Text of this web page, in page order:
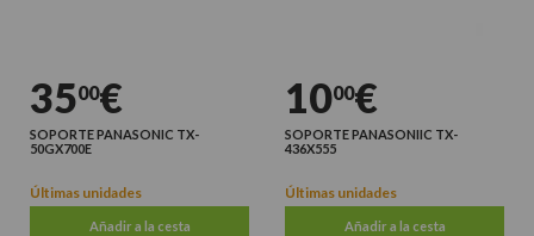
3500€
SOPORTE PANASONIC TX-
50GX700E
Últimas unidades
Añadir a la cesta
1000€
SOPORTE PANASONIIC TX-
436X555
Últimas unidades
Añadir a la cesta